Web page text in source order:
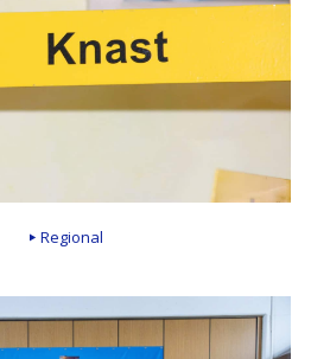
Regional